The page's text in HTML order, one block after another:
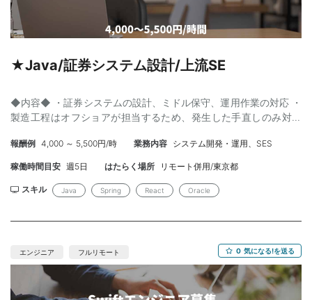
★Java/証券システム設計/上流SE
◆内容◆ ・証券システムの設計、ミドル保守、運用作業の対応 ・
製造工程はオフショアが担当するため、発生した手直しのみ対応
基本設計/実装/保守運用 【開発環境】 言語：Java11以上 FW：
Spring系 インフラ・DB：Oracle、(尚可：Redis) ツール：(尚可：
験5年以上 ・基本設計以上の経験（3年以上/コーディング経験不
証券システム開発経験） 【尚可】 ・Seasar2の経験 ・マイクロサ
報酬例 4,000 ～ 5,500円/時 業務内容 システム開発・運用、SES
稼働時間目安 週5日 はたらく場所 リモート併用/東京都
スキル Java Spring React Oracle
エンジニア フルリモート 0 気になる!を送る